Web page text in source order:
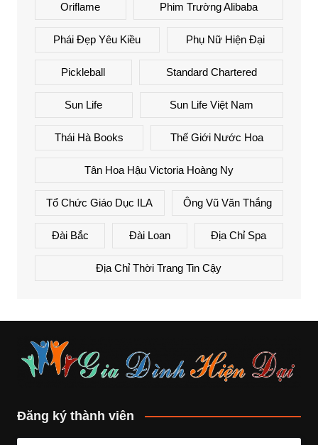
Oriflame Phim Trường Alibaba
Phái Đẹp Yêu Kiều Phụ Nữ Hiện Đại
Pickleball Standard Chartered
Sun Life Sun Life Việt Nam
Thái Hà Books Thế Giới Nước Hoa
Tân Hoa Hậu Victoria Hoàng Ny
Tổ Chức Giáo Dục ILA Ông Vũ Văn Thắng
Đài Bắc Đài Loan Địa Chỉ Spa
Địa Chỉ Thời Trang Tin Cậy
Đăng ký thành viên